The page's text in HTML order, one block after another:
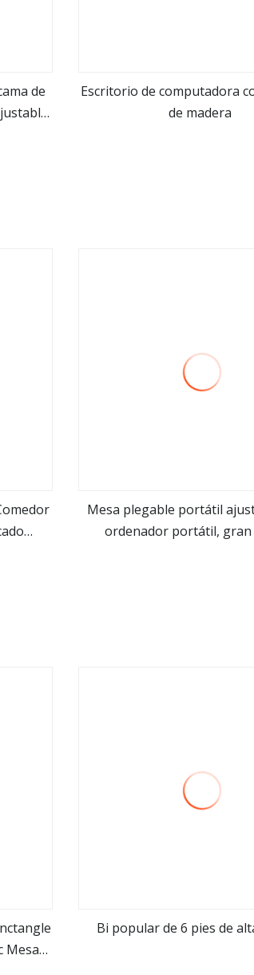
de
ver más
Escritorio de computadora
de madera
ver más
Mesa plegable portátil
ordenador portátil,
Mesas
Bi popular de 6 pies de